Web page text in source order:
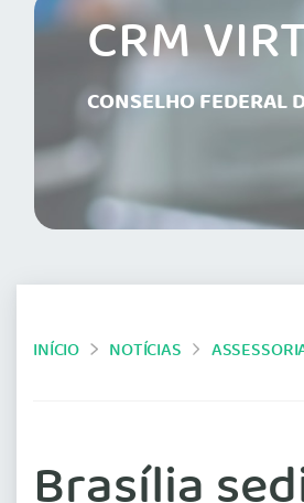
CRM
CONSELHO FEDERAL
INÍCIO NOTÍCIAS